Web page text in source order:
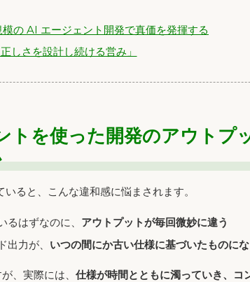
の AI エージェント開発で真価を発揮する
しさを設計し続ける営み」
トを使った開発のアウトプ
ると、こんな違和感に悩まされます。
はずなのに、 アウトプットが毎回微妙に違う
力が、 いつの間にか古い仕様に基づいたものに
、実際には、 仕様が時間とともに濁っていき、コ